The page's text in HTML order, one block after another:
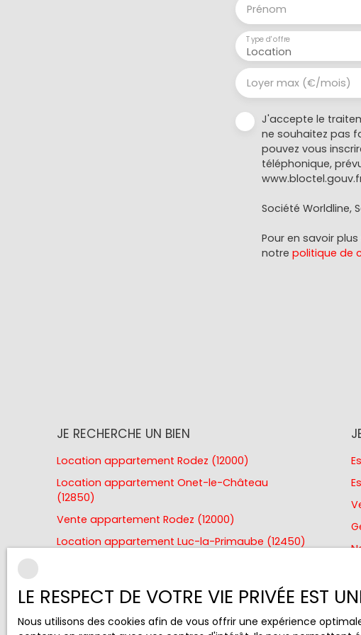
Prénom
Location
Type d'offre
Loyer max (€/mois)
J'accepte le
ne souhaitez pas
pouvez vous
téléphonique,
Société Worldline,
Pour en savoir
notre politique de
JE RECHERCHE UN BIEN
Location appartement Rodez (12000)
Location appartement Onet-le-Château
(12850)
Vente appartement Rodez (12000)
Location appartement Luc-la-Primaube (12450)
Vente appartement Onet-le-Château (12850)
LE RESPECT DE VOTRE VIE PRIVÉE EST
Nous utilisons des cookies afin de vous offrir une expérience